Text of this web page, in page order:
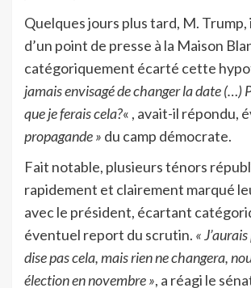
Quelques jours plus tard, M.
d’un point de presse à la Maison
catégoriquement écarté cette
jamais envisagé de changer la date (…)
que je ferais cela?« , avait-il répondu,
propagande » du camp démocrate.
Fait notable, plusieurs ténors
rapidement et clairement marqué
avec le président, écartant
éventuel report du scrutin. «
dise pas cela, mais rien ne changera,
élection en novembre », a réagi le